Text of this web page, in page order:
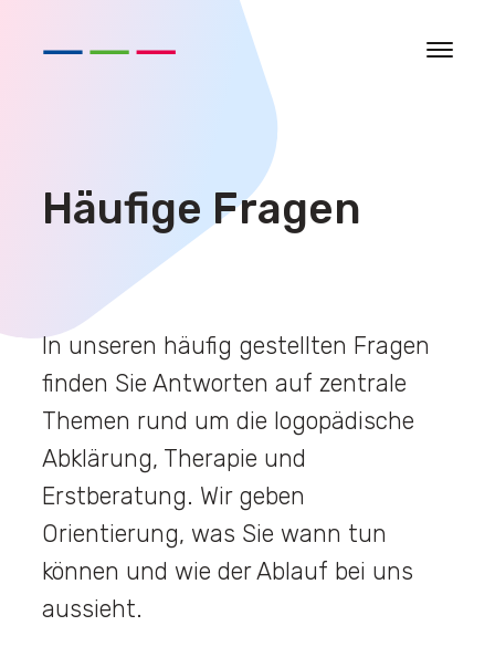
Startseite
Hauptnavigation
Hauptinhalt
Seitenende
Zur
Häufige Fragen
In unseren häufig gestellten Fragen
finden Sie Antworten auf zentrale
Themen rund um die logopädische
Abklärung, Therapie und
Erstberatung. Wir geben
Orientierung, was Sie wann tun
können und wie der Ablauf bei uns
aussieht.